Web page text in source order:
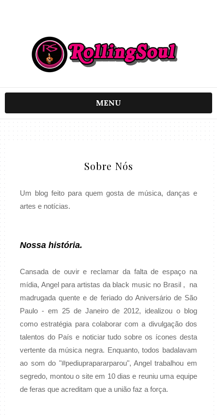
MENU
Sobre Nós
Um blog feito para quem gosta de música, danças e
artes e notícias.
Nossa história.
Cansada de ouvir e reclamar da falta de espaço na
mídia, Angel para artistas da black music no Brasil , na
madrugada quente e de feriado do Aniversário de São
Paulo - em 25 de Janeiro de 2012, idealizou o blog
como estratégia para colaborar com a divulgação dos
talentos do País e noticiar tudo sobre os ícones desta
vertente da música negra. Enquanto, todos badalavam
ao som do "#pediuprapararparou", Angel trabalhou em
segredo, montou o site em 10 dias e reuniu uma equipe
de feras que acreditam que a união faz a força.